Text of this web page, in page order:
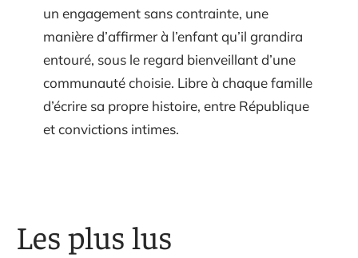
un engagement sans contrainte, une
manière d’affirmer à l’enfant qu’il grandira
entouré, sous le regard bienveillant d’une
communauté choisie. Libre à chaque famille
d’écrire sa propre histoire, entre République
et convictions intimes.
Les plus lus